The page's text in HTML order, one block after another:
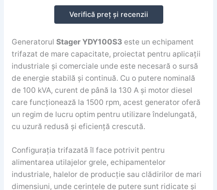
Verifică preț și recenzii
Generatorul Stager YDY100S3este un echipament
trifazat de mare capacitate, proiectat pentru aplicații
industriale și comerciale unde este necesară o sursă
de energie stabilă și continuă. Cu o putere nominală
de 100 kVA, curent de până la 130 A și motor diesel
care funcționează la 1500 rpm, acest generator oferă
un regim de lucru optim pentru utilizare îndelungată,
cu uzură redusă și eficiență crescută.
Configurația trifazată îl face potrivit pentru
alimentarea utilajelor grele, echipamentelor
industriale, halelor de producție sau clădirilor de mari
dimensiuni, unde cerințele de putere sunt ridicate și